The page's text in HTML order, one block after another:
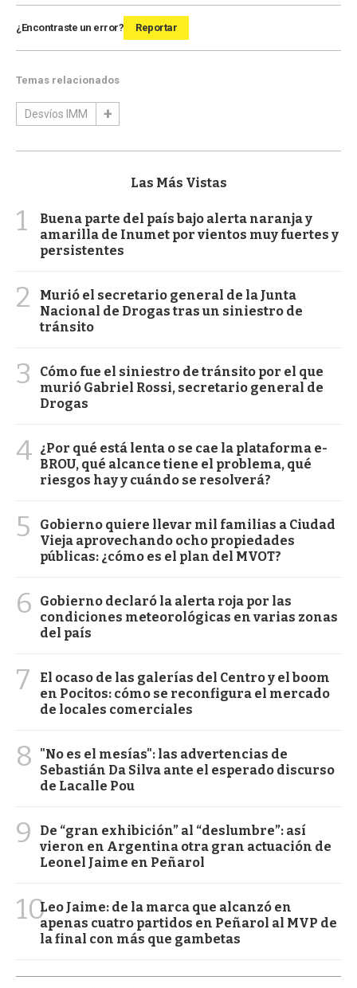
¿Encontraste un error? Reportar
Temas relacionados
Desvíos IMM
Las Más Vistas
1
Buena parte del país bajo alerta naranja y
amarilla de Inumet por vientos muy fuertes y
persistentes
2
Murió el secretario general de la Junta
Nacional de Drogas tras un siniestro de
tránsito
3
Cómo fue el siniestro de tránsito por el que
murió Gabriel Rossi, secretario general de
Drogas
4 ¿Por qué está lenta o se cae la plataforma e-
BROU, qué alcance tiene el problema, qué
riesgos hay y cuándo se resolverá?
5
Gobierno quiere llevar mil familias a Ciudad
Vieja aprovechando ocho propiedades
públicas: ¿cómo es el plan del MVOT?
6
Gobierno declaró la alerta roja por las
condiciones meteorológicas en varias zonas
del país
7
El ocaso de las galerías del Centro y el boom
en Pocitos: cómo se reconfigura el mercado
de locales comerciales
8
"No es el mesías": las advertencias de
Sebastián Da Silva ante el esperado discurso
de Lacalle Pou
9
De “gran exhibición” al “deslumbre”: así
vieron en Argentina otra gran actuación de
Leonel Jaime en Peñarol
10Leo Jaime: de la marca que alcanzó en
apenas cuatro partidos en Peñarol al MVP de
la final con más que gambetas